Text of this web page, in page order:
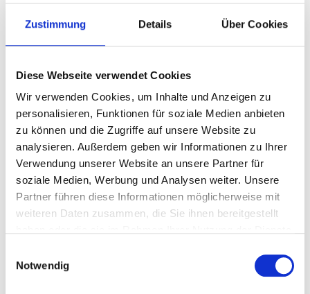
Zustimmung Details Über Cookies
Diese Webseite verwendet Cookies
Wir verwenden Cookies, um Inhalte und Anzeigen zu
personalisieren, Funktionen für soziale Medien anbieten
zu können und die Zugriffe auf unsere Website zu
analysieren. Außerdem geben wir Informationen zu Ihrer
Verwendung unserer Website an unsere Partner für
soziale Medien, Werbung und Analysen weiter. Unsere
Partner führen diese Informationen möglicherweise mit
weiteren Daten zusammen, die Sie ihnen bereitgestellt
Notwendig